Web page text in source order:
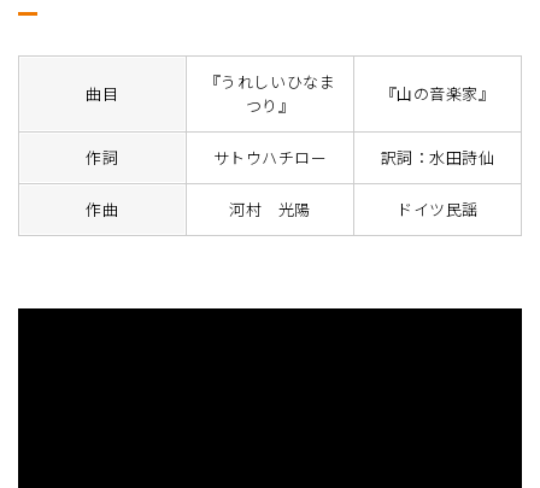
曲目
『うれしいひなま
つり』
『山の音楽家』
作詞 サトウハチロー 訳詞：水田詩仙
作曲 河村 光陽 ドイツ民謡